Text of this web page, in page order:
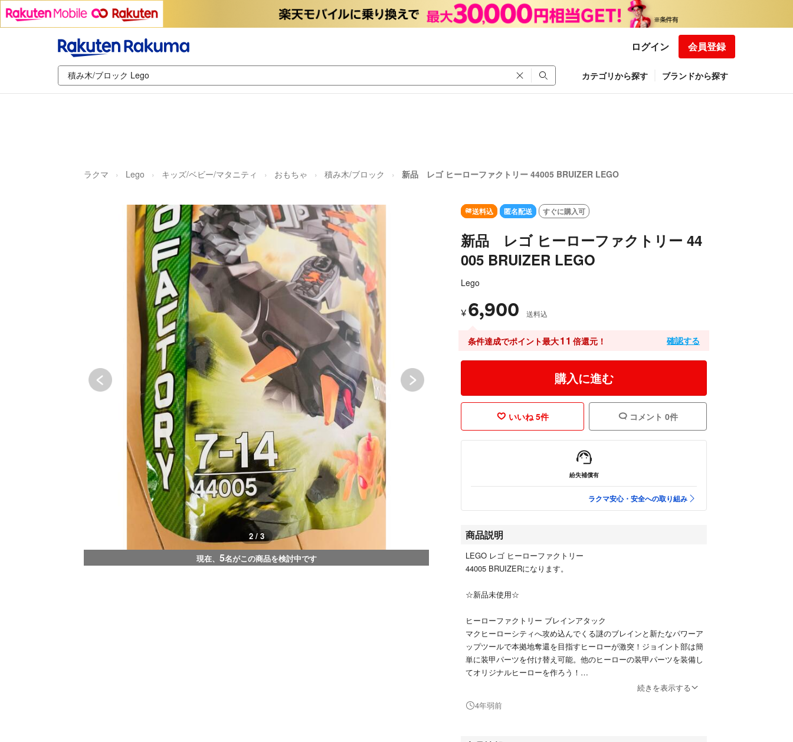
ログイン 会員登録
カテゴリから探す ブランドから探す
ラクマ Lego キッズ/ベビー/マタニティ おもちゃ 積み木/ブロック 新品 レゴ ヒーローファクトリー 44005 BRUIZER LEGO
2 / 3
現在、 5名がこの商品を検討中です
送料込 匿名配送 すぐに購入可
新品 レゴ ヒーローファクトリー 44
005 BRUIZER LEGO
Lego
¥ 6,900 送料込
条件達成でポイント最大11 倍還元！ 確認する
購入に進む
いいね 5件 コメント 0件
紛失補償有
ラクマ安心・安全への取り組み
商品説明
LEGO レゴ ヒーローファクトリー
44005 BRUIZERになります。
☆新品未使用☆
ヒーローファクトリー ブレインアタック
マクヒーローシティへ攻め込んでくる謎のブレインと新たなパワーア
ップツールで本拠地奪還を目指すヒーローが激突！ジョイント部は簡
単に装甲パーツを付け替え可能。他のヒーローの装甲パーツを装備し
てオリジナルヒーローを作ろう！
続きを表示する
4年弱前